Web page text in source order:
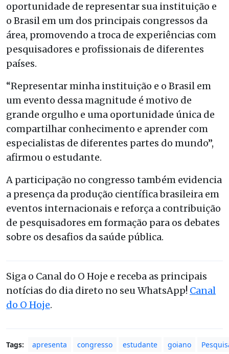
oportunidade de representar sua instituição e
o Brasil em um dos principais congressos da
área, promovendo a troca de experiências com
pesquisadores e profissionais de diferentes
países.
“Representar minha instituição e o Brasil em
um evento dessa magnitude é motivo de
grande orgulho e uma oportunidade única de
compartilhar conhecimento e aprender com
especialistas de diferentes partes do mundo”,
afirmou o estudante.
A participação no congresso também evidencia
a presença da produção científica brasileira em
eventos internacionais e reforça a contribuição
de pesquisadores em formação para os debates
sobre os desafios da saúde pública.
Siga o Canal do O Hoje e receba as principais
notícias do dia direto no seu WhatsApp! Canal
do O Hoje.
Tags: apresenta congresso estudante goiano